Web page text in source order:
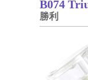
B074
勝利